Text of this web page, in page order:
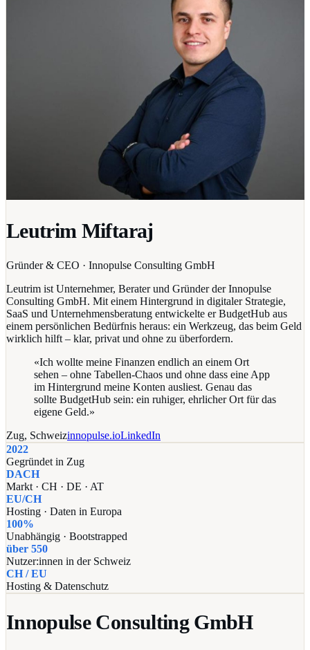
Leutrim Miftaraj
Gründer & CEO · Innopulse Consulting GmbH
Leutrim ist Unternehmer, Berater und Gründer der Innopulse
Consulting GmbH. Mit einem Hintergrund in digitaler Strategie,
SaaS und Unternehmensberatung entwickelte er BudgetHub aus
einem persönlichen Bedürfnis heraus: ein Werkzeug, das beim Geld
wirklich hilft – klar, privat und ohne zu überfordern.
«Ich wollte meine Finanzen endlich an einem Ort
sehen – ohne Tabellen-Chaos und ohne dass eine App
im Hintergrund meine Konten ausliest. Genau das
sollte BudgetHub sein: ein ruhiger, ehrlicher Ort für das
eigene Geld.»
Zug, Schweizinnopulse.ioLinkedIn
2022
Gegründet in Zug
DACH
Markt · CH · DE · AT
EU/CH
Hosting · Daten in Europa
100%
Unabhängig · Bootstrapped
über 550
Nutzer:innen in der Schweiz
CH / EU
Hosting & Datenschutz
Innopulse Consulting GmbH